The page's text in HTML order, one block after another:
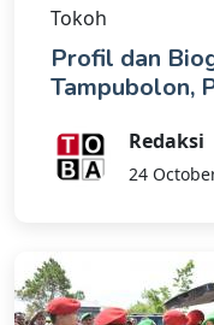
Tokoh
Profil dan
Tampubolon,
Redaksi
24